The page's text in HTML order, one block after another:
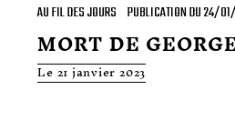
AU FIL DES JOURS PUBLICATION DU 24/
MORT DE
Le 21 janvier 2023